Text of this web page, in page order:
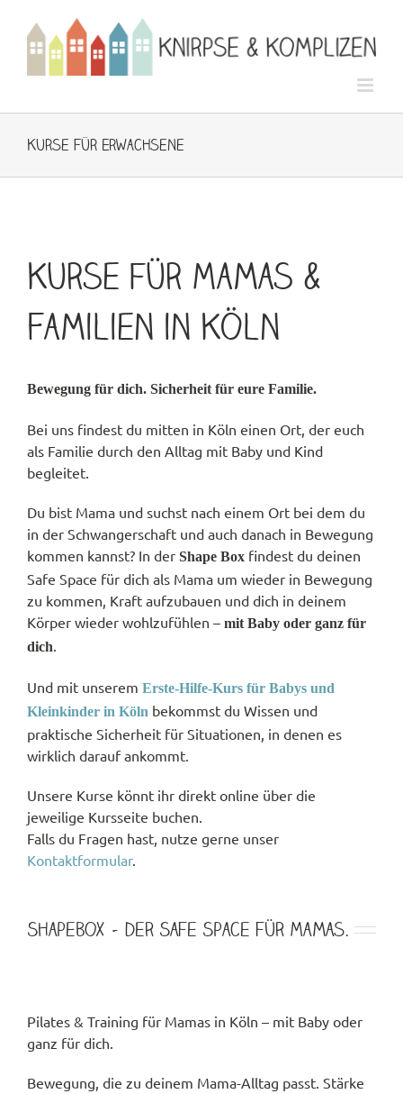
Inhalt
springen
Kurse für Erwachsene
Kurse für Mamas &
Familien in Köln
Bewegung für dich. Sicherheit für eure Familie.
Bei uns findest du mitten in Köln einen Ort, der euch
als Familie durch den Alltag mit Baby und Kind
begleitet.
Du bist Mama und suchst nach einem Ort bei dem du
in der Schwangerschaft und auch danach in Bewegung
kommen kannst? In der Shape Box findest du deinen
Safe Space für dich als Mama um wieder in Bewegung
zu kommen, Kraft aufzubauen und dich in deinem
Körper wieder wohlzufühlen – mit Baby oder ganz für
dich
Und mit unserem Erste-Hilfe-Kurs für Babys und
Kleinkinder in Köln bekommst du Wissen und
praktische Sicherheit für Situationen, in denen es
wirklich darauf ankommt.
Unsere Kurse könnt ihr direkt online über die
jeweilige Kursseite buchen.
Falls du Fragen hast, nutze gerne unser
Kontaktformular.
ShapeBox – der Safe Space für Mamas.
Pilates & Training für Mamas in Köln – mit Baby oder
ganz für dich.
Bewegung, die zu deinem Mama-Alltag passt. Stärke